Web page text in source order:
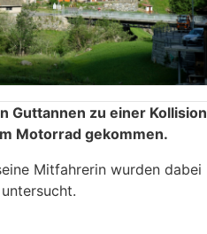
Guttannen zu einer Kollision
Motorrad gekommen.
Mitfahrerin wurden dabei